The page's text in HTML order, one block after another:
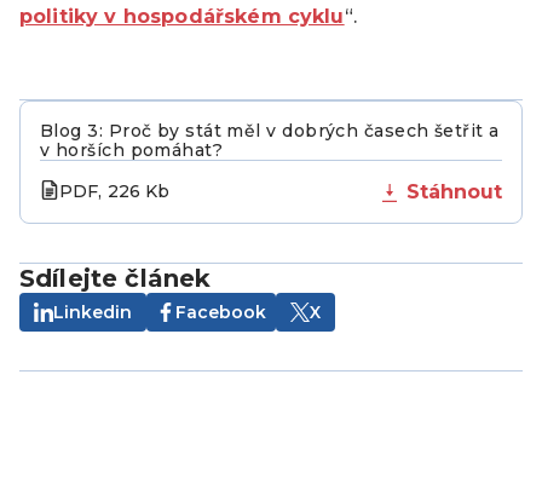
politiky v hospodářském cyklu“.
Blog 3: Proč by stát měl v dobrých časech šetřit a
v horších pomáhat?
PDF, 226 Kb
Stáhnout
Sdílejte článek
Linkedin Facebook X